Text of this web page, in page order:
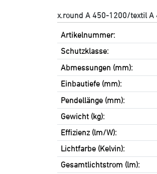
x.round A 450-1200/textil A
Artikelnummer:
Schutzklasse:
Abmessungen (mm):
Einbautiefe (mm):
Pendellänge (mm):
Gewicht (kg):
Effizienz (lm/W):
Lichtfarbe (Kelvin):
Gesamtlichtstrom (lm):